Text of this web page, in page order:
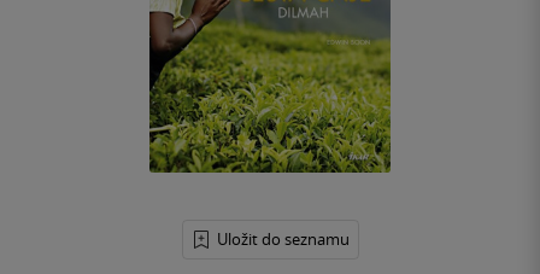
Uložit do seznamu